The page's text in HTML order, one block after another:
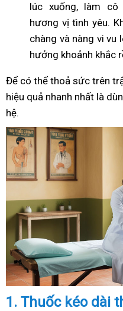
lúc xuống, làm
hương vị tình yêu.
chàng và nàng vi vu
hưởng khoảnh khắc
Để có thể thoả sức trên
hiệu quả nhanh nhất là
hệ.
1. Thuốc kéo dài